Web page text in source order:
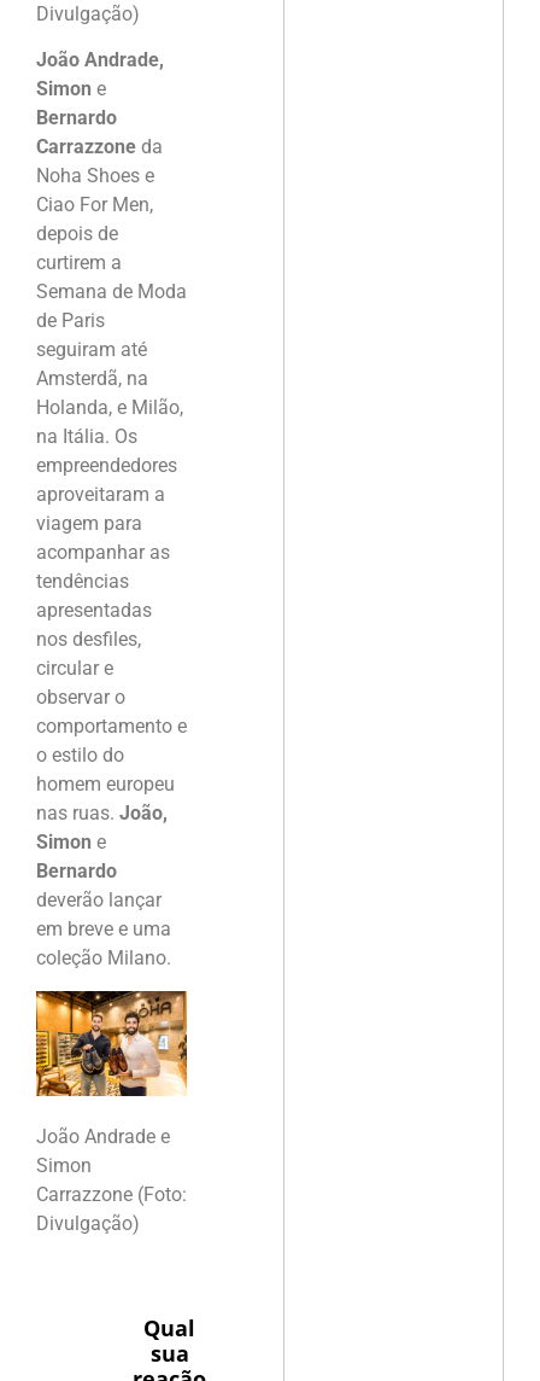
Divulgação)
João Andrade,
Simon e
Bernardo
Carrazzone da
Noha Shoes e
Ciao For Men,
depois de
curtirem a
Semana de Moda
de Paris
seguiram até
Amsterdã, na
Holanda, e Milão,
na Itália. Os
empreendedores
aproveitaram a
viagem para
acompanhar as
tendências
apresentadas
nos desfiles,
circular e
observar o
comportamento e
o estilo do
homem europeu
nas ruas. João,
Simon e
Bernardo
deverão lançar
em breve e uma
coleção Milano.
João Andrade e
Simon
Carrazzone (Foto:
Divulgação)
Qual
sua